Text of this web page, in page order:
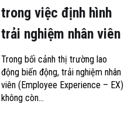
trong việc định hình
trải nghiệm nhân viên
Trong bối cảnh thị trường lao
động biến động, trải nghiệm nhân
viên (Employee Experience – EX)
không còn...